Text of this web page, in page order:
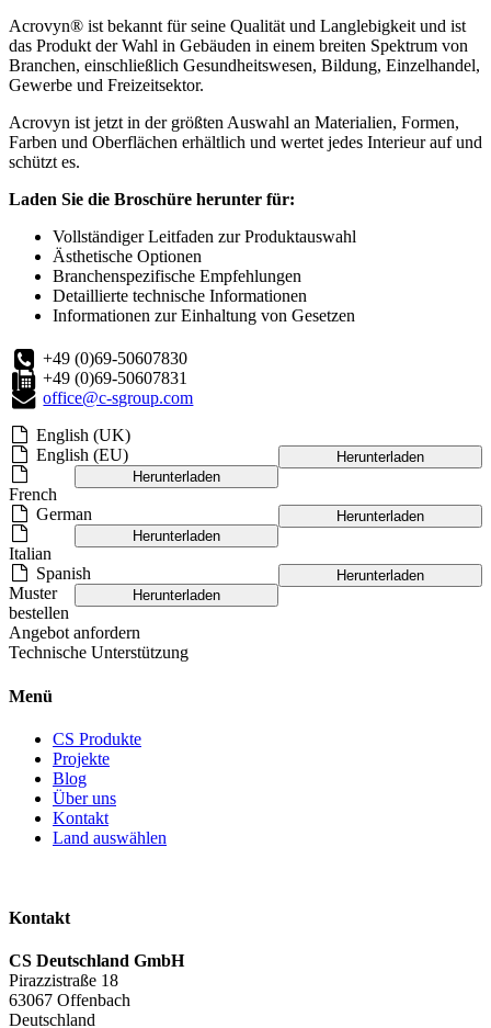
Acrovyn® ist bekannt für seine Qualität und Langlebigkeit und ist
das Produkt der Wahl in Gebäuden in einem breiten Spektrum von
Branchen, einschließlich Gesundheitswesen, Bildung, Einzelhandel,
Gewerbe und Freizeitsektor.
Acrovyn ist jetzt in der größten Auswahl an Materialien, Formen,
Farben und Oberflächen erhältlich und wertet jedes Interieur auf und
schützt es.
Laden Sie die Broschüre herunter für:
Vollständiger Leitfaden zur Produktauswahl
Ästhetische Optionen
Branchenspezifische Empfehlungen
Detaillierte technische Informationen
Informationen zur Einhaltung von Gesetzen
+49 (0)69-50607830
+49 (0)69-50607831
office@c-sgroup.com
English (UK)
Herunterladen
English (EU)
Herunterladen
French
Herunterladen
German
Herunterladen
Italian
Herunterladen
Spanish
Herunterladen
Muster
bestellen
Angebot anfordern
Technische Unterstützung
Menü
CS Produkte
Projekte
Blog
Über uns
Kontakt
Land auswählen
Kontakt
CS Deutschland GmbH
Pirazzistraße 18
63067 Offenbach
Deutschland